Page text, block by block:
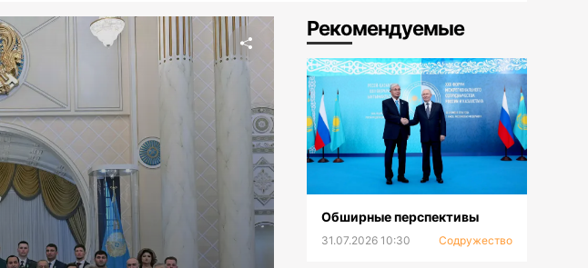
Рекомендуемые
Обширные перспективы
31.07.2026 10:30 Содружество